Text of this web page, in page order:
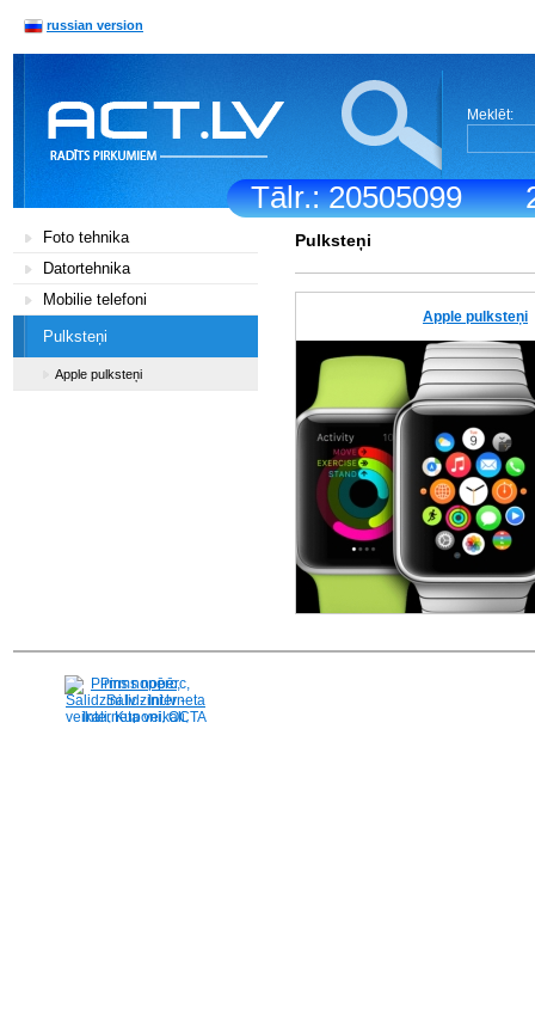
Tālr.: 20505099
russian version
Meklēt:
Foto tehnika
Datortehnika
Mobilie telefoni
Pulksteņi
Apple pulksteņi
Pulksteņi
Apple pulksteņi
Pirms nopērc,
Salidzini.lv - Interneta
veikali, Kuponi, OCTA